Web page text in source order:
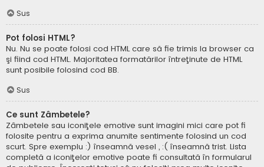
Sus
Pot folosi HTML?
Nu. Nu se poate folosi cod HTML care să fie trimis la browser ca
şi fiind cod HTML. Majoritatea formatărilor întreţinute de HTML
sunt posibile folosind cod BB.
Sus
Ce sunt Zâmbetele?
Zâmbetele sau iconiţele emotive sunt imagini mici care pot fi
folosite pentru a exprima anumite sentimente folosind un cod
scurt. Spre exemplu :) înseamnă vesel , :( înseamnă trist. Lista
completă a iconiţelor emotive poate fi consultată în formularul